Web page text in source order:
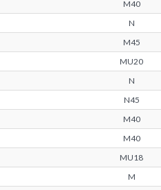
M40
N
M45
MU20
N
N45
M40
M40
MU18
M